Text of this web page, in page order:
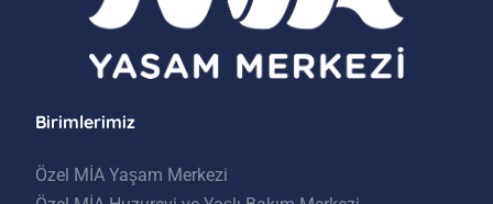
Birimlerimiz
Özel MİA Yaşam Merkezi